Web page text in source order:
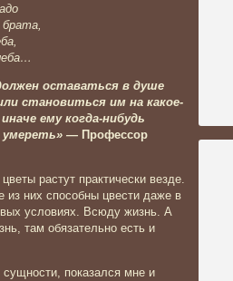
оставаться в душе
становиться им на какое-
ему когда-нибудь
умереть» — Профессор
растут практически везде.
из них способны цвести даже в
условиях. Всюду жизнь. А
там обязательно есть и
показался мне и